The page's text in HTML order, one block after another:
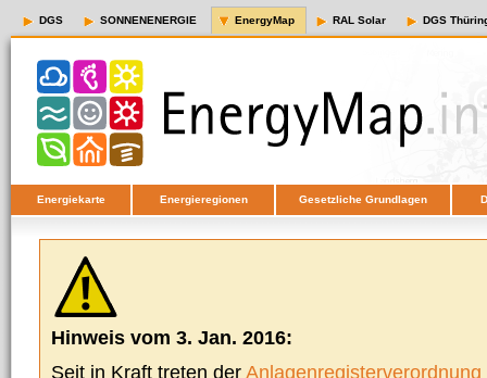
DGS SONNENENERGIE EnergyMap RAL Solar DGS
Energiekarte Energieregionen Gesetzliche Grundlagen
Hinweis vom 3. Jan. 2016:
Seit in Kraft treten derAnlagenregisterverordnung